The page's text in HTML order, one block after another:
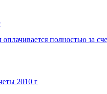
полностью за
2010 г